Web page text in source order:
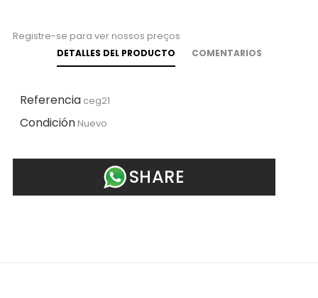
Registre-se para ver nossos preços
DETALLES DEL PRODUCTO COMENTARIOS
Referencia ceg21
Condición Nuevo
SHARE